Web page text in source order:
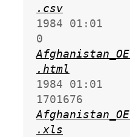
.csv
1984 01:01
.html
1984 01:01
.xls